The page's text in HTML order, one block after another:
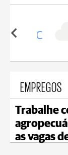
19°C
EMPREGOS
Trabalhe
as vagas